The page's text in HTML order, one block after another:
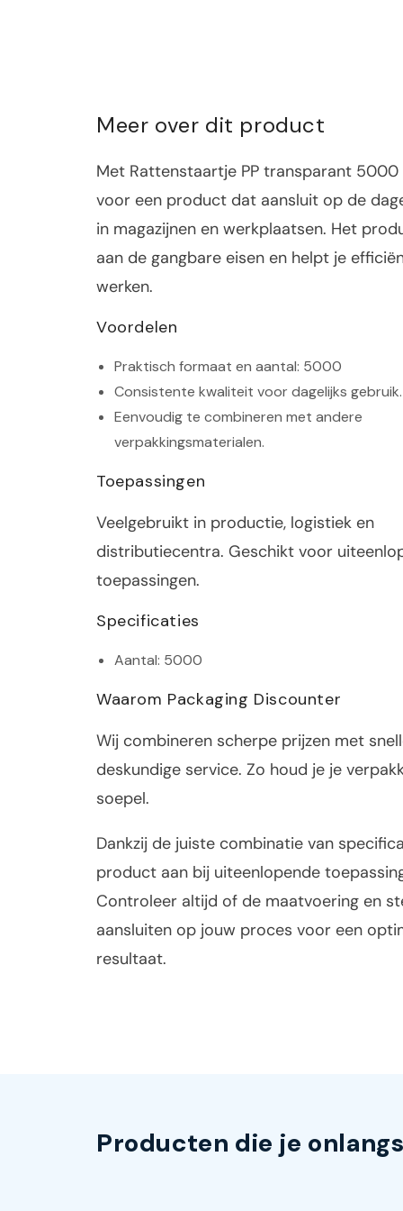
Meer over dit product
Met Rattenstaartje PP transparant 5000
voor een product dat aansluit op de
in magazijnen en werkplaatsen. Het
aan de gangbare eisen en helpt je
werken.
Voordelen
Praktisch formaat en aantal: 5000
Consistente kwaliteit voor dagelijks gebruik.
Eenvoudig te combineren met andere
verpakkingsmaterialen.
Toepassingen
Veelgebruikt in productie, logistiek en
distributiecentra. Geschikt voor
toepassingen.
Specificaties
Aantal: 5000
Waarom Packaging Discounter
Wij combineren scherpe prijzen met
deskundige service. Zo houd je je
soepel.
Dankzij de juiste combinatie van
product aan bij uiteenlopende
Controleer altijd of de maatvoering en
aansluiten op jouw proces voor een
resultaat.
Producten die je